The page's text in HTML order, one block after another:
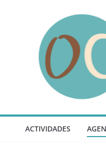
ACTIVIDADES